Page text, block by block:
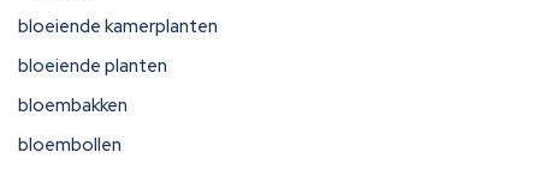
bloeiende kamerplanten
bloeiende planten
bloembakken
bloembollen